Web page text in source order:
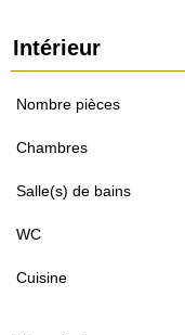
Intérieur
Nombre pièces
Chambres
Salle(s) de bains
WC
Cuisine